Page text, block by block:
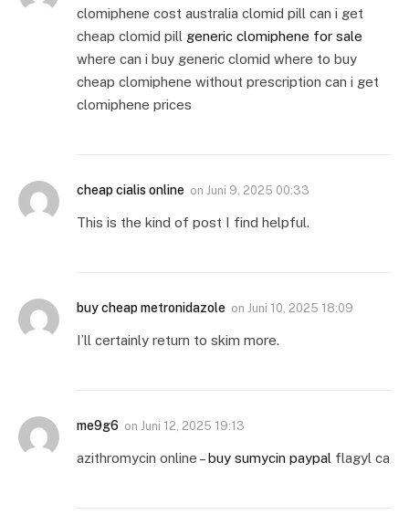
clomiphene cost australia clomid pill can i get
cheap clomid pill generic clomiphene for sale
where can i buy generic clomid where to buy
cheap clomiphene without prescription can i get
clomiphene prices
cheap cialis online on Juni 9, 2025 00:33
This is the kind of post I find helpful.
buy cheap metronidazole on Juni 10, 2025 18:09
I’ll certainly return to skim more.
me9g6 on Juni 12, 2025 19:13
azithromycin online –buy sumycin paypal flagyl ca